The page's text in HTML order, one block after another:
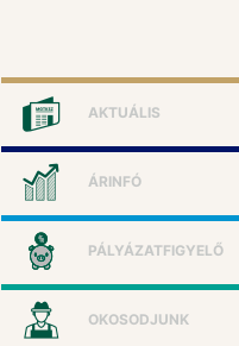
AKTUÁLIS
ÁRINFÓ
PÁLYÁZATFIGYELŐ
OKOSODJUNK